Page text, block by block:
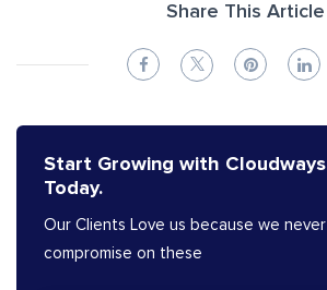
Share This Article
Start Growing with Cloudways
Today.
Our Clients Love us because we never
compromise on these